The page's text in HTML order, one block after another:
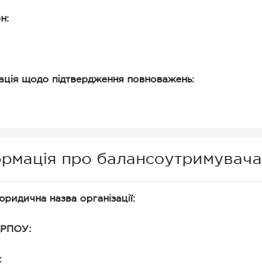
щодо підтвердження повноважень:
про балансоутримувача
назва організації: